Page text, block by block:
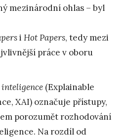
mezinárodní ohlas – byl
i Hot Papers, tedy mezi
práce v oboru
(Explainable
XAI) označuje přístupy,
porozumět rozhodování
Na rozdíl od